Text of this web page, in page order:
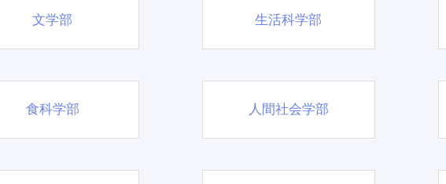
文学部 生活科学部
食科学部 人間社会学部